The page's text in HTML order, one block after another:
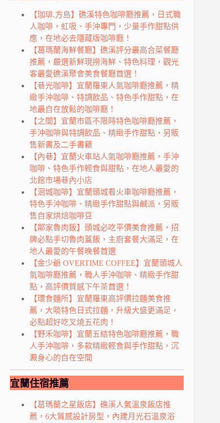
【珈琲.方島】礁溪特色咖啡廳推薦，日式職
人咖啡，虹吸、手沖專門，少量手作甜點供
應，在地必去隱藏版咖啡廳！
【葛瑪蘭海鮮餐廳】礁溪評分最高合菜餐廳
推薦，嚴選新鮮現撈海鮮、特色料理，觀光
客最愛礁溪聚會美食餐廳首選！
【巷光咖啡】宜蘭羅東人氣咖啡廳推薦，精
緻手沖咖啡、特調飲品、特色手作甜點，在
地最自在放鬆的咖啡廳！
【之間】宜蘭市區不限時特色咖啡廳推薦，
手沖咖啡與特調飲品、精緻手作甜點，另販
售新書及二手書籍
【內巷】宜蘭火車站人氣咖啡廳推薦，手沖
咖啡、特色手作輕食與甜點，在地人最愛的
北館市場巷內小店
【洄城咖啡】宜蘭頭城看火車咖啡廳推薦，
特色手沖咖啡、精緻手作甜點與鹹派，另販
售自家烘焙咖啡豆
【鄰家魯肉飯】頭城必吃平價美食推薦，招
牌必點手切魯肉蓋飯，主廚套餐大滿足，在
地人最愛的午餐晚餐首選
【金少爺 OVERTIME COFFEE】宜蘭頭城人
氣咖啡廳推薦，職人手沖咖啡、精緻手作甜
點，高評價質感下午茶首選！
【環食麵所】宜蘭羅東高評價拉麵美食推
薦，大啖特色日式拉麵，升級大盛更滿足，
必點超好吃叉燒五花肉！
【野禾咖啡】宜蘭五結特色咖啡廳推薦，職
人手沖咖啡，多款精緻輕食與手作甜點，沉
澱身心的自在空間
宜蘭住宿推薦
【葛瑪蘭之星飯店】礁溪人氣溫泉飯店推
薦，6大質感設計房型，內建月光石溫泉浴